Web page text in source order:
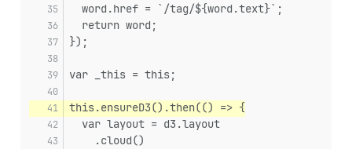
  word.href = `/tag/${word.text}`;
  return word;
});
var _this = this;
this.ensureD3().then(() => {
  var layout = d3.layout
    .cloud()